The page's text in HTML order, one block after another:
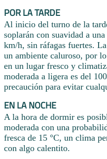
POR LA TARDE
Al inicio del turno de la
soplarán con suavidad a
km/h, sin ráfagas fuertes.
un ambiente caluroso, por
en un lugar fresco y
moderada a ligera es del
precaución para evitar
EN LA NOCHE
A la hora de dormir es
moderada con una
fresca de 15 °C, un clima
con algo calentito.